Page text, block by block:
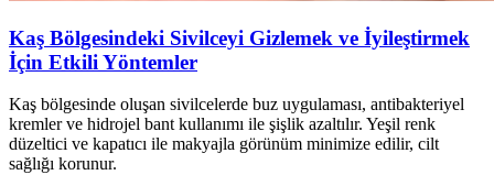
Kaş Bölgesindeki Sivilceyi Gizlemek ve İyileştirmek
İçin Etkili Yöntemler
Kaş bölgesinde oluşan sivilcelerde buz uygulaması, antibakteriyel
kremler ve hidrojel bant kullanımı ile şişlik azaltılır. Yeşil renk
düzeltici ve kapatıcı ile makyajla görünüm minimize edilir, cilt
sağlığı korunur.